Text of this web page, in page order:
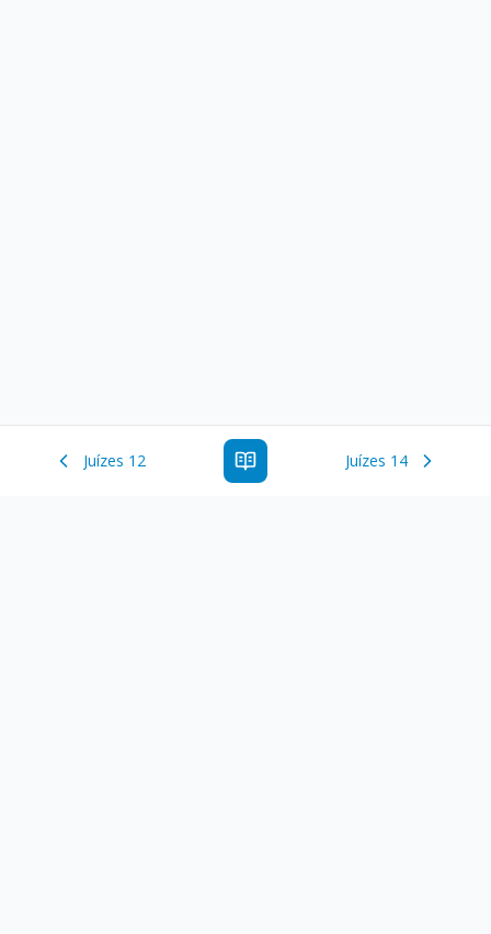
Juízes 12 Juízes 14